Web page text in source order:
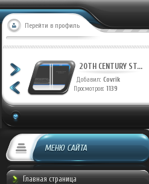
Перейти в профиль
20TH CENTURY ST...
Добавил: Covrik
Просмотров: 1139
МЕНЮ САЙТА
Главная страница